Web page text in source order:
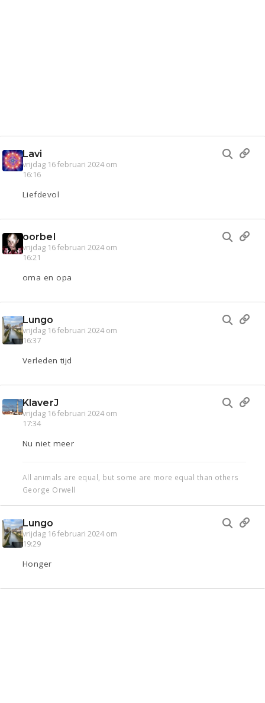
Lavi
vrijdag 16 februari 2024 om
16:16
Liefdevol
oorbel
vrijdag 16 februari 2024 om
16:21
oma en opa
Lungo
vrijdag 16 februari 2024 om
16:37
Verleden tijd
KlaverJ
vrijdag 16 februari 2024 om
17:34
Nu niet meer
All animals are equal, but some are more equal than others
George Orwell
Lungo
vrijdag 16 februari 2024 om
19:29
Honger